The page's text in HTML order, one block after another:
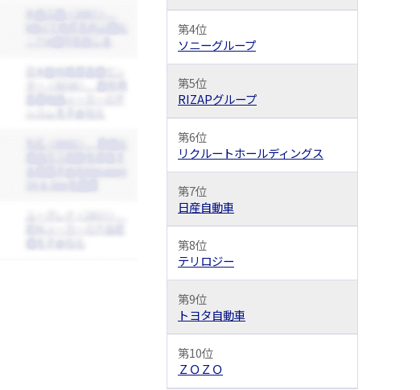
第4位
ソニーグループ
第5位
RIZAPグループ
第6位
リクルートホールディングス
第7位
日産自動車
第8位
テリロジー
第9位
トヨタ自動車
第10位
ＺＯＺＯ